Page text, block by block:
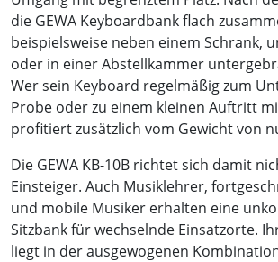
die GEWA Keyboardbank flach
beispielsweise neben einem Schrank,
oder in einer Abstellkammer
Wer sein Keyboard regelmäßig zum
Probe oder zu einem kleinen Auftritt
profitiert zusätzlich vom Gewicht von
Die GEWA KB-10B richtet sich damit
Einsteiger. Auch Musiklehrer,
und mobile Musiker erhalten eine
Sitzbank für wechselnde Einsatzorte.
liegt in der ausgewogenen